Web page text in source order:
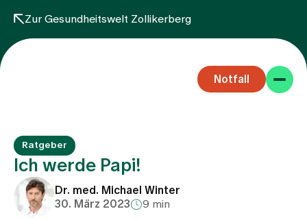
Zur Gesundheitswelt Zollikerberg
Notfall
Fachbereiche
Ratgeber
Ich werde Papi!
Dr. med. Michael Winter
30. März 2023
9 min